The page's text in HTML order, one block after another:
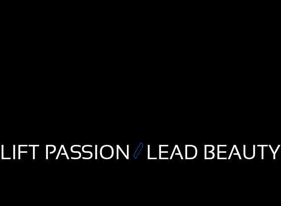
LIFT PASSION LEAD BEAUTY